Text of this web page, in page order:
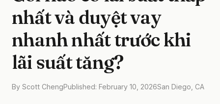
nhất và duyệt vay
nhanh nhất trước khi
lãi suất tăng?
By Scott ChengPublished: February 10, 2026San Diego, CA